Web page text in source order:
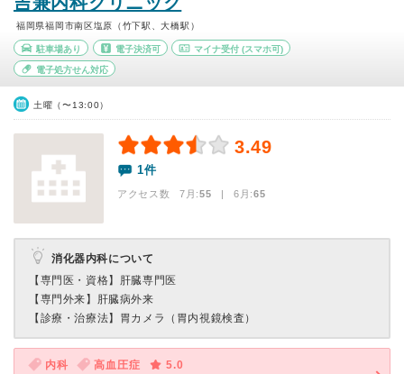
福岡県福岡市南区塩原（竹下駅、大橋駅）
駐車場あり 電子決済可 マイナ受付 (スマホ可)
電子処方せん対応
土曜（〜13:00）
3.49
1件
アクセス数 7月:55 | 6月:65
消化器内科について
【専門医・資格】 肝臓専門医
【専門外来】 肝臓病外来
【診療・治療法】 胃カメラ（胃内視鏡検査）
内科 高血圧症
5.0